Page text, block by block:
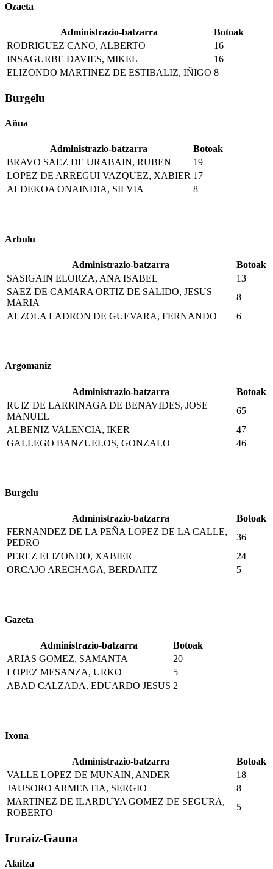
Ozaeta
Administrazio-batzarra
Botoak
RODRIGUEZ CANO, ALBERTO
16
INSAGURBE DAVIES, MIKEL
16
ELIZONDO MARTINEZ DE ESTIBALIZ, IÑIGO 8
Burgelu
Añua
Administrazio-batzarra
Botoak
BRAVO SAEZ DE URABAIN, RUBEN
19
LOPEZ DE ARREGUI VAZQUEZ, XABIER 17
ALDEKOA ONAINDIA, SILVIA
8
Arbulu
Administrazio-batzarra
Botoak
SASIGAIN ELORZA, ANA ISABEL
13
SAEZ DE CAMARA ORTIZ DE SALIDO, JESUS
MARIA
8
ALZOLA LADRON DE GUEVARA, FERNANDO
6
Argomaniz
Administrazio-batzarra
Botoak
RUIZ DE LARRINAGA DE BENAVIDES, JOSE
MANUEL
65
ALBENIZ VALENCIA, IKER
47
GALLEGO BANZUELOS, GONZALO
46
Burgelu
Administrazio-batzarra
Botoak
FERNANDEZ DE LA PEÑA LOPEZ DE LA CALLE,
PEDRO
36
PEREZ ELIZONDO, XABIER
24
ORCAJO ARECHAGA, BERDAITZ
5
Gazeta
Administrazio-batzarra
Botoak
ARIAS GOMEZ, SAMANTA
20
LOPEZ MESANZA, URKO
5
ABAD CALZADA, EDUARDO JESUS 2
Ixona
Administrazio-batzarra
Botoak
VALLE LOPEZ DE MUNAIN, ANDER
18
JAUSORO ARMENTIA, SERGIO
8
MARTINEZ DE ILARDUYA GOMEZ DE SEGURA,
ROBERTO
5
Iruraiz-Gauna
Alaitza